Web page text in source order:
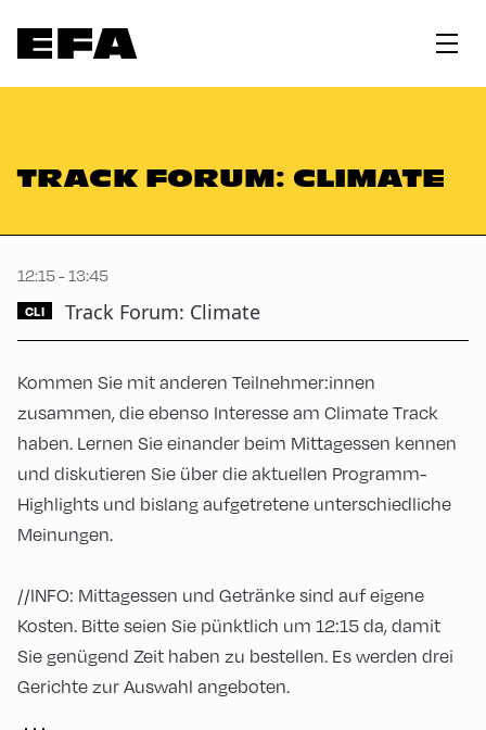
TRACK FORUM: CLIMATE
12:15 - 13:45
CLI Track Forum: Climate
Kommen Sie mit anderen Teilnehmer:innen
zusammen, die ebenso Interesse am Climate Track
haben. Lernen Sie einander beim Mittagessen kennen
und diskutieren Sie über die aktuellen Programm-
Highlights und bislang aufgetretene unterschiedliche
Meinungen.
//INFO: Mittagessen und Getränke sind auf eigene
Kosten. Bitte seien Sie pünktlich um 12:15 da, damit
Sie genügend Zeit haben zu bestellen. Es werden drei
Gerichte zur Auswahl angeboten.